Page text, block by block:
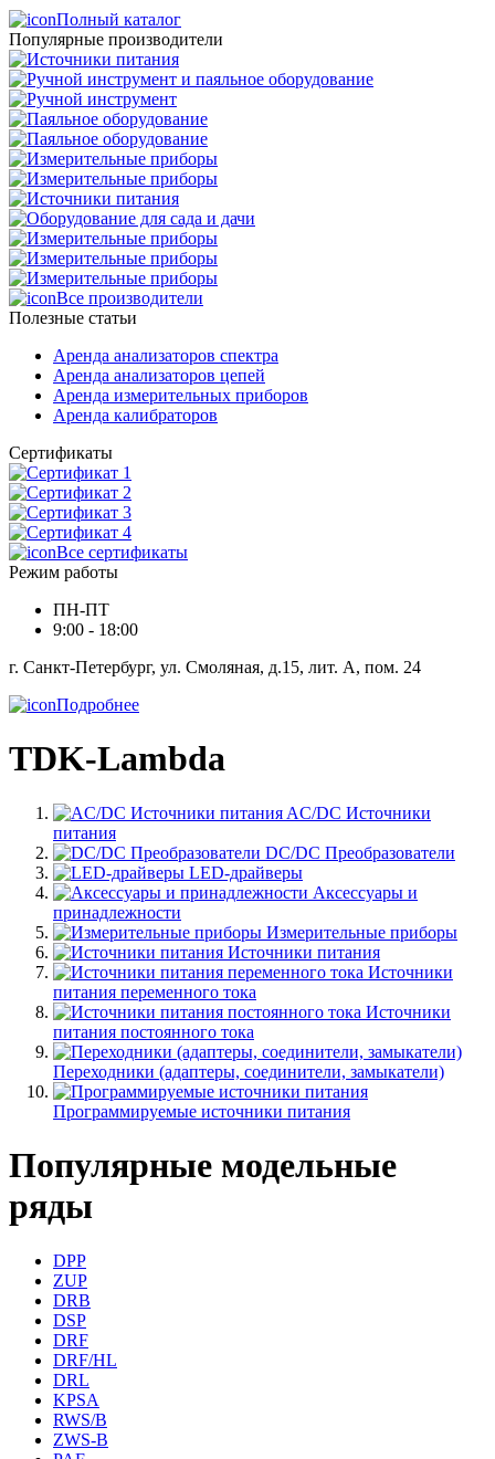
Полный каталог
Популярные производители
Все производители
Полезные статьи
Аренда анализаторов спектра
Аренда анализаторов цепей
Аренда измерительных приборов
Аренда калибраторов
Сертификаты
Все сертификаты
Режим работы
ПН-ПТ
9:00 - 18:00
г. Санкт-Петербург, ул. Смоляная, д.15, лит. А, пом. 24
Подробнее
TDK-Lambda
AC/DC Источники
питания
DC/DC Преобразователи
LED-драйверы
Аксессуары и
принадлежности
Измерительные приборы
Источники питания
Источники
питания переменного тока
Источники
питания постоянного тока
Переходники (адаптеры, соединители, замыкатели)
Программируемые источники питания
Популярные модельные
ряды
DPP
ZUP
DRB
DSP
DRF
DRF/HL
DRL
KPSA
RWS/B
ZWS-B